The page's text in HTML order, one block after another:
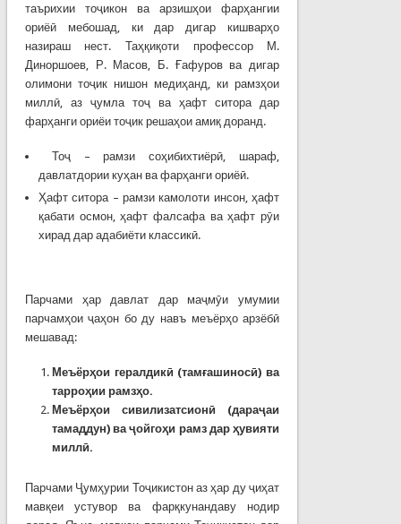
таърихии тоҷикон ва арзишҳои фарҳангии
ориёӣ мебошад, ки дар дигар кишварҳо
назираш нест. Таҳқиқоти профессор М.
Диноршоев, Р. Масов, Б. Ғафуров ва дигар
олимони тоҷик нишон медиҳанд, ки рамзҳои
миллӣ, аз ҷумла тоҷ ва ҳафт ситора дар
фарҳанги ориёи тоҷик решаҳои амиқ доранд.
Тоҷ – рамзи соҳибихтиёрӣ, шараф,
давлатдории куҳан ва фарҳанги ориёӣ.
Ҳафт ситора – рамзи камолоти инсон, ҳафт
қабати осмон, ҳафт фалсафа ва ҳафт рӯи
хирад дар адабиёти классикӣ.
Парчами ҳар давлат дар маҷмӯи умумии
парчамҳои ҷаҳон бо ду навъ меъёрҳо арзёбӣ
мешавад:
Меъёрҳои гералдикӣ (тамғашиносӣ) ва
тарроҳии рамзҳо.
Меъёрҳои сивилизатсионӣ (дараҷаи
тамаддун) ва ҷойгоҳи рамз дар ҳувияти
миллӣ.
Парчами Ҷумҳурии Тоҷикистон аз ҳар ду ҷиҳат
мавқеи устувор ва фарқкунандаву нодир